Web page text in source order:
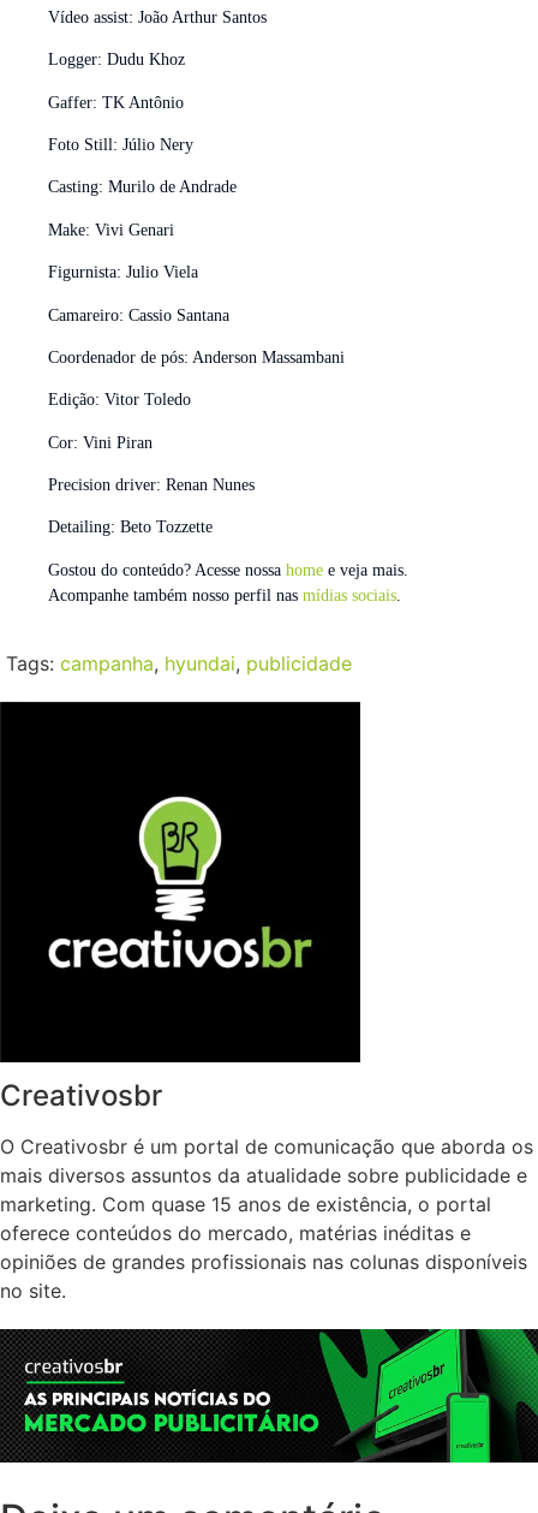
Vídeo assist: João Arthur Santos
Logger: Dudu Khoz
Gaffer: TK Antônio
Foto Still: Júlio Nery
Casting: Murilo de Andrade
Make: Vivi Genari
Figurnista: Julio Viela
Camareiro: Cassio Santana
Coordenador de pós: Anderson Massambani
Edição: Vitor Toledo
Cor: Vini Piran
Precision driver: Renan Nunes
Detailing: Beto Tozzette
Gostou do conteúdo? Acesse nossa home e veja mais.
Acompanhe também nosso perfil nas mídias sociais
Tags: campanha, hyundai, publicidade
Creativosbr
O Creativosbr é um portal de comunicação que aborda os
mais diversos assuntos da atualidade sobre publicidade e
marketing. Com quase 15 anos de existência, o portal
oferece conteúdos do mercado, matérias inéditas e
opiniões de grandes profissionais nas colunas disponíveis
no site.